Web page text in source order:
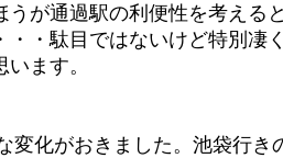
が通過駅の利便性を考える
・駄目ではないけど特別凄
ます。
変化がおきました。池袋行き